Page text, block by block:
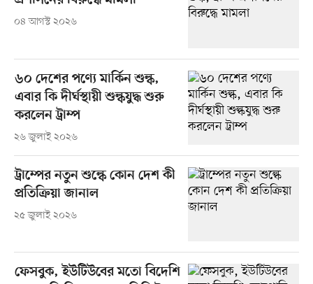
০৪ আগস্ট ২০২৬
৬০ দেশের পণ্যে মার্কিন শুল্ক,
এবার কি দীর্ঘস্থায়ী শুল্কযুদ্ধ শুরু
করলেন ট্রাম্প
২৬ জুলাই ২০২৬
ট্রাম্পের নতুন শুল্কে কোন দেশ কী
প্রতিক্রিয়া জানাল
২৫ জুলাই ২০২৬
ফেসবুক, ইউটিউবের মতো বিদেশি